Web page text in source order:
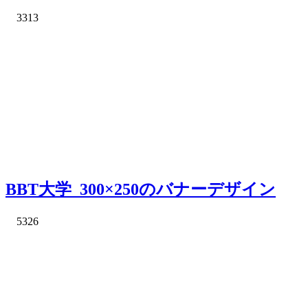
3313
BBT大学_300×250のバナーデザイン
5326